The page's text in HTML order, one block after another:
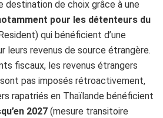
destination de choix grâce à une
pour les détenteurs du
qui bénéficient d’une
leurs revenus de source étrangère.
fiscaux, les revenus étrangers
pas imposés rétroactivement,
rapatriés en Thaïlande bénéficient
2027 (mesure transitoire